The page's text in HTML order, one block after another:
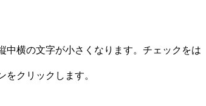
横の文字が小さくなります。チェックをは
クリックします。